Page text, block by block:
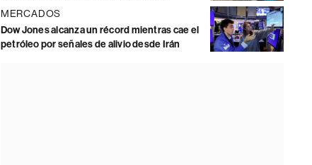
MERCADOS
Dow Jones alcanza un récord mientras cae el
petróleo por señales de alivio desde Irán